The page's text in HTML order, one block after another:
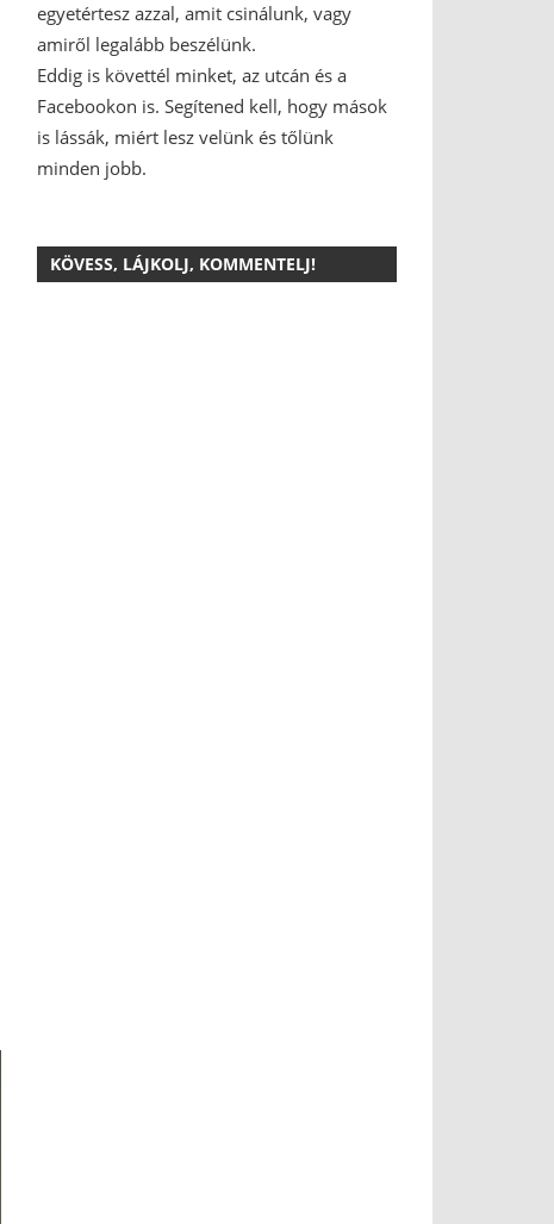
egyetértesz azzal, amit csinálunk, vagy
amiről legalább beszélünk.
Eddig is követtél minket, az utcán és a
Facebookon is. Segítened kell, hogy mások
is lássák, miért lesz velünk és tőlünk
minden jobb.
KÖVESS, LÁJKOLJ, KOMMENTELJ!